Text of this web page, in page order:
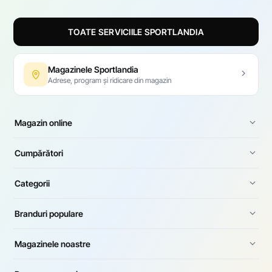
TOATE SERVICIILE SPORTLANDIA
Magazinele Sportlandia
Adrese, program și ridicare din magazin
Magazin online
Cumpărători
Categorii
Branduri populare
Magazinele noastre